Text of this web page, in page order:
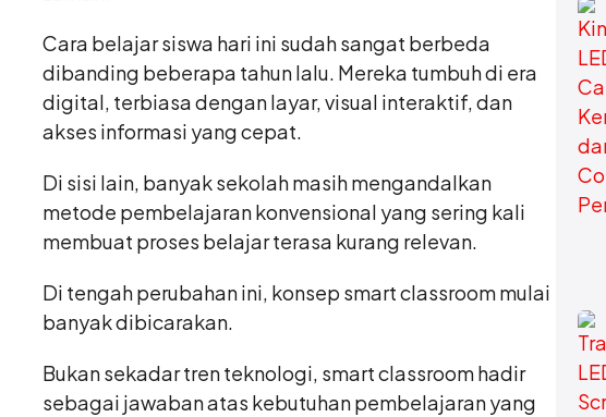
Cara belajar siswa hari ini sudah sangat berbeda
dibanding beberapa tahun lalu. Mereka tumbuh di era
digital, terbiasa dengan layar, visual interaktif, dan
akses informasi yang cepat.
Di sisi lain, banyak sekolah masih mengandalkan
metode pembelajaran konvensional yang sering kali
membuat proses belajar terasa kurang relevan.
Di tengah perubahan ini, konsep smart classroom mulai
banyak dibicarakan.
Bukan sekadar tren teknologi, smart classroom hadir
sebagai jawaban atas kebutuhan pembelajaran yang